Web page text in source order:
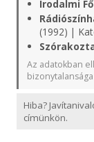
Irodalmi
(1992) |
Az adatokban
Hiba?
címünkön.